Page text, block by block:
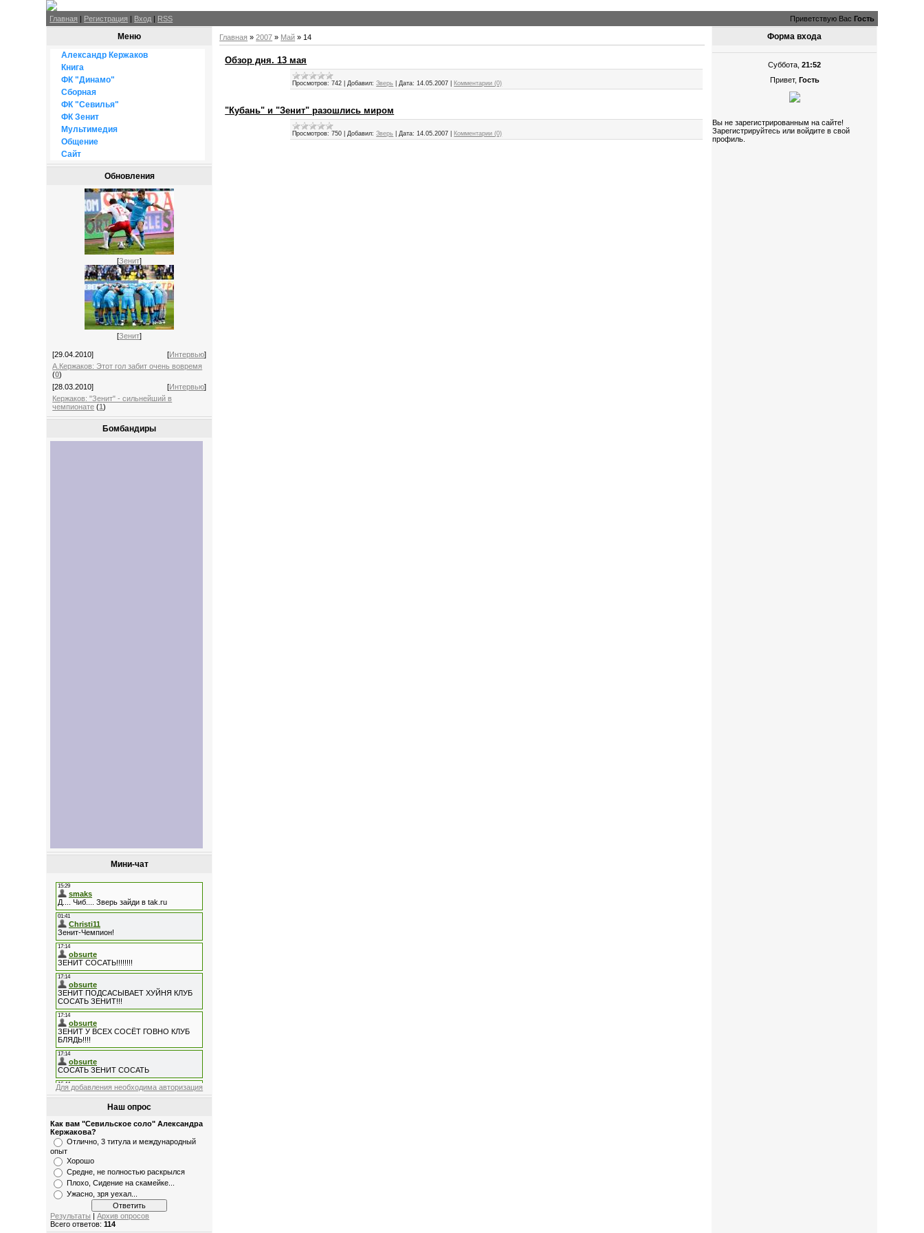
Главная | Регистрация | Вход | RSS Приветствую Вас Гость
Меню
Александр Кержаков
Книга
ФК "Динамо"
Сборная
ФК "Севилья"
ФК Зенит
Мультимедия
Общение
Сайт
Обновления
[Зенит]
[Зенит]
[29.04.2010] [Интервью]
А.Кержаков: Этот гол забит очень вовремя
(0)
[28.03.2010]
[Интервью]
Кержаков: "Зенит" - сильнейший в
чемпионате (1)
Бомбандиры
Мини-чат
Для добавления необходима авторизация
Наш опрос
Как вам "Севильское соло" Александра
Кержакова?
Отлично, 3 титула и международный
опыт
Хорошо
Средне, не полностью раскрылся
Плохо, Сидение на скамейке...
Ужасно, зря уехал...
Результаты |Архив опросов
Всего ответов:114
Главная »2007 » Май » 14
Обзор дня. 13 мая
Просмотров: 742 Добавил: Зверь Дата: 14.05.2007 Комментарии (0)
"Кубань" и "Зенит" разошлись миром
Просмотров: 750 Добавил: Зверь Дата: 14.05.2007 Комментарии (0)
Форма входа
Суббота,21:52
Привет, Гость
Вы не зарегистрированным на сайте!
Зарегистрируйтесь или войдите в свой
профиль.